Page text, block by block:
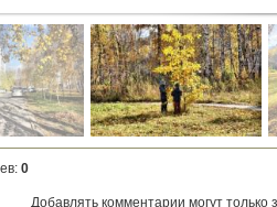
: 0
Добавлять комментарии могут только